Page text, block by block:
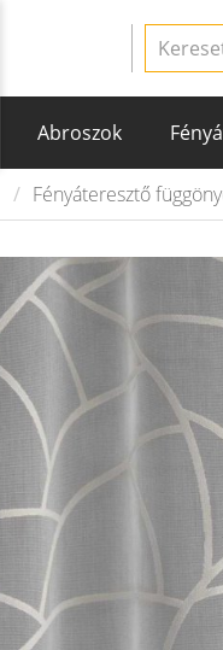
Abroszok
Fényáteresztő